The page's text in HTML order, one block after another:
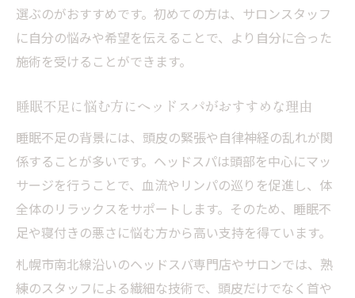
選ぶのがおすすめです。初めての方は、サロンスタッフ
に自分の悩みや希望を伝えることで、より自分に合った
施術を受けることができます。
睡眠不足に悩む方にヘッドスパがおすすめな理由
睡眠不足の背景には、頭皮の緊張や自律神経の乱れが関
係することが多いです。ヘッドスパは頭部を中心にマッ
サージを行うことで、血流やリンパの巡りを促進し、体
全体のリラックスをサポートします。そのため、睡眠不
足や寝付きの悪さに悩む方から高い支持を得ています。
札幌市南北線沿いのヘッドスパ専門店やサロンでは、熟
練のスタッフによる繊細な技術で、頭皮だけでなく首や